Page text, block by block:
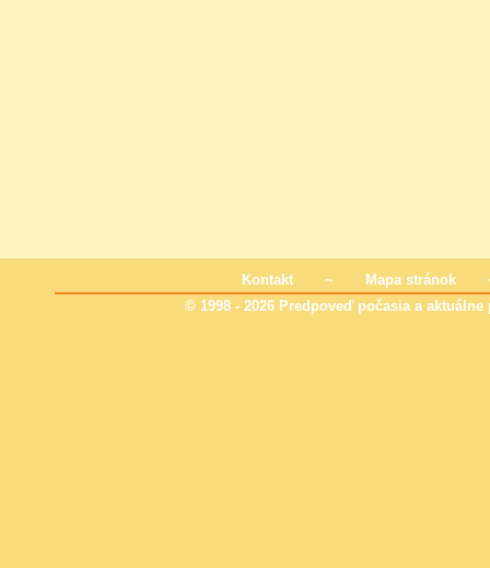
Kontakt ~ Mapa stránok
© 1998 - 2026 Predpoveď počasia a